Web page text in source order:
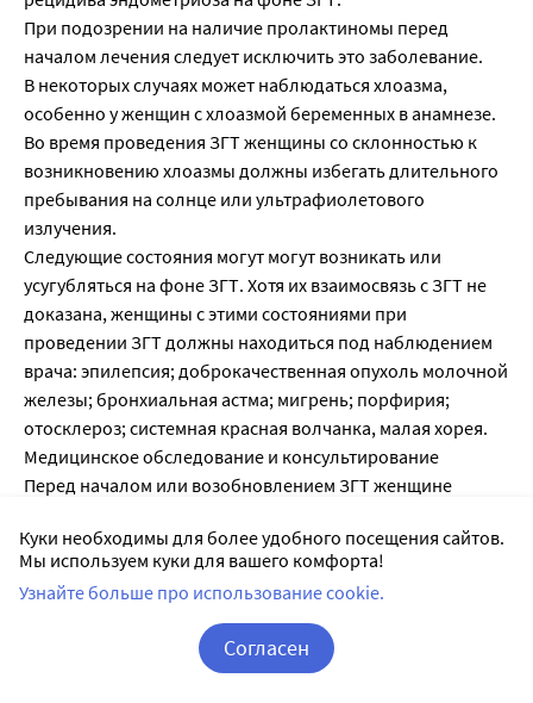
При подозрении на наличие пролактиномы перед
началом лечения следует исключить это заболевание.
В некоторых случаях может наблюдаться хлоазма,
особенно у женщин с хлоазмой беременных в анамнезе.
Во время проведения ЗГТ женщины со склонностью к
возникновению хлоазмы должны избегать длительного
пребывания на солнце или ультрафиолетового
излучения.
Следующие состояния могут могут возникать или
усугубляться на фоне ЗГТ. Хотя их взаимосвязь с ЗГТ не
доказана, женщины с этими состояниями при
проведении ЗГТ должны находиться под наблюдением
врача: эпилепсия; доброкачественная опухоль молочной
железы; бронхиальная астма; мигрень; порфирия;
отосклероз; системная красная волчанка, малая хорея.
Медицинское обследование и консультирование
Перед началом или возобновлением ЗГТ женщине
гинекологическое обследование (включая
исследование молочных желез и цитологическое
исследование цервикальной слизи), исключить
беременность. Кроме того, следует исключить
нарушения системы свертывания крови. Периодически
Куки необходимы для более удобного посещения сайтов.
Мы используем куки для вашего комфорта!
Узнайте больше про использование cookie.
Согласен